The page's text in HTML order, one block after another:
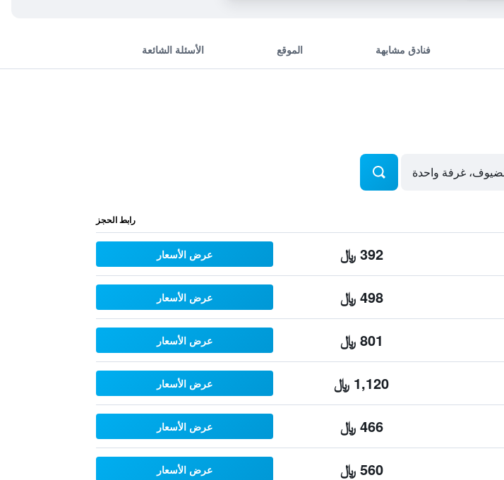
فنادق مشابهة الموقع الأسئلة الشائعة
رابط الحجز
392 ﷼ عرض الأسعار
498 ﷼ عرض الأسعار
801 ﷼ عرض الأسعار
1,120 ﷼ عرض الأسعار
466 ﷼ عرض الأسعار
560 ﷼ عرض الأسعار